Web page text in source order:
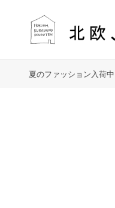
夏のファッション入荷